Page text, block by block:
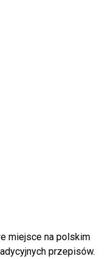
miejsce na polskim
przepisów.